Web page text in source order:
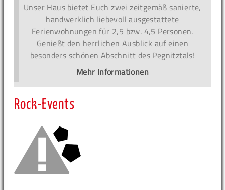
Unser Haus bietet Euch zwei zeitgemäß sanierte,
handwerklich liebevoll ausgestattete
Ferienwohnungen für 2,5 bzw. 4,5 Personen.
Genießt den herrlichen Ausblick auf einen
besonders schönen Abschnitt des Pegnitztals!
Mehr Informationen
Rock-Events